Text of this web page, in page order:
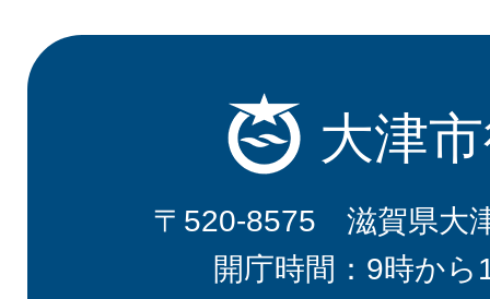
大津
〒520-8575 滋賀県大
開庁時間：9時から